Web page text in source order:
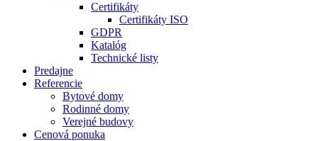
Certifikáty
Certifikáty ISO
GDPR
Katalóg
Technické listy
Predajne
Referencie
Bytové domy
Rodinné domy
Verejné budovy
Cenová ponuka